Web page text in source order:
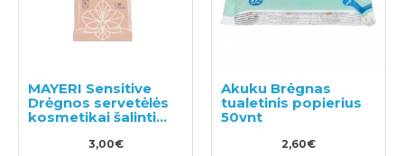
MAYERI Sensitive
Drėgnos servetėlės
kosmetikai šalinti
3,00€
Akuku Вrėgnas
tualetinis popierius
50vnt
2,60€